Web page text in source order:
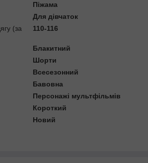
Піжама
Для дівчаток
(за
110-116
Блакитний
Шорти
Всесезонний
Бавовна
Персонажі мультфільмів
Короткий
Новий